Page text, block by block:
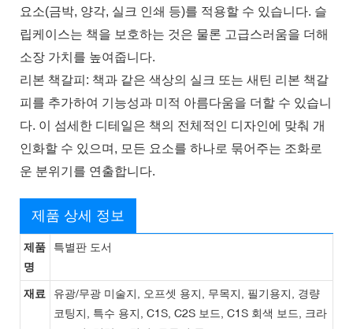
요소(금박, 양각, 실크 인쇄 등)를 적용할 수 있습니다. 슬
립케이스는 책을 보호하는 것은 물론 고급스러움을 더해
소장 가치를 높여줍니다.
리본 책갈피: 책과 같은 색상의 실크 또는 새틴 리본 책갈
피를 추가하여 기능성과 미적 아름다움을 더할 수 있습니
다. 이 섬세한 디테일은 책의 전체적인 디자인에 맞춰 개
인화할 수 있으며, 모든 요소를 ​​하나로 묶어주는 조화로
운 분위기를 연출합니다.
제품 상세 정보
제품
명
특별판 도서
재료
유광/무광 미술지, 오프셋 용지, 무목지, 필기용지, 경량
코팅지, 특수 용지, C1S, C2S 보드, C1S 회색 보드, 크라